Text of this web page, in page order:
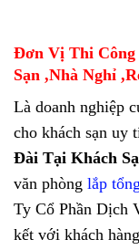
Đơn Vị Thi Công
Sạn ,Nhà Nghỉ
Là doanh nghiệp
cho khách sạn uy
Đài Tại Khách
văn phòng lắp
Ty Cổ Phần Dịch
kết với khách